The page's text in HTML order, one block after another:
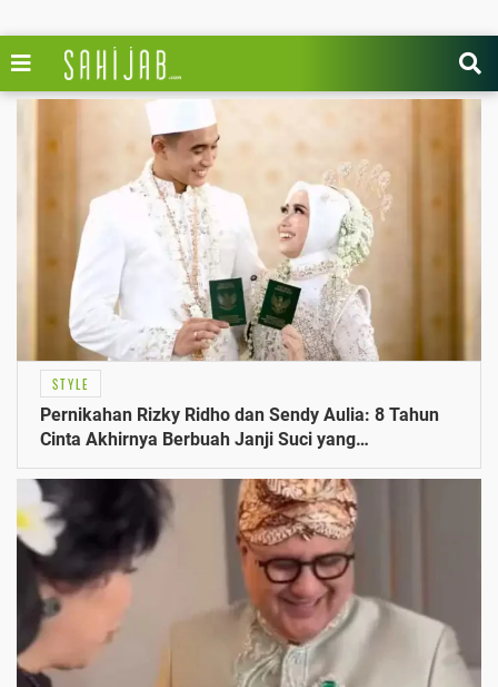
STYLE
Pernikahan Rizky Ridho dan Sendy Aulia: 8 Tahun
Cinta Akhirnya Berbuah Janji Suci yang
Mengejutkan